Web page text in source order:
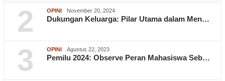
2 OPINI November 20, 2024
Dukungan Keluarga: Pilar Utama dalam Men…
3 OPINI Agustus 22, 2023
Pemilu 2024: Observe Peran Mahasiswa Seb…